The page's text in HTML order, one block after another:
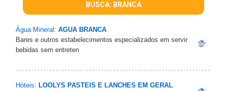
BUSCA: BRANCA
Água Mineral: AGUA BRANCA
Bares e outros estabelecimentos especializados em servir
bebidas sem entreten
Hóteis: LOOLYS PASTEIS E LANCHES EM GERAL